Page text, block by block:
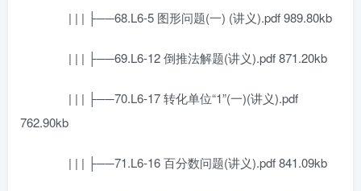
| | | ├──68.L6-5 图形问题(一) (讲义).pdf 989.80kb
| | | ├──69.L6-12 倒推法解题(讲义).pdf 871.20kb
| | | ├──70.L6-17 转化单位“1”(一)(讲义).pdf
762.90kb
| | | ├──71.L6-16 百分数问题(讲义).pdf 841.09kb